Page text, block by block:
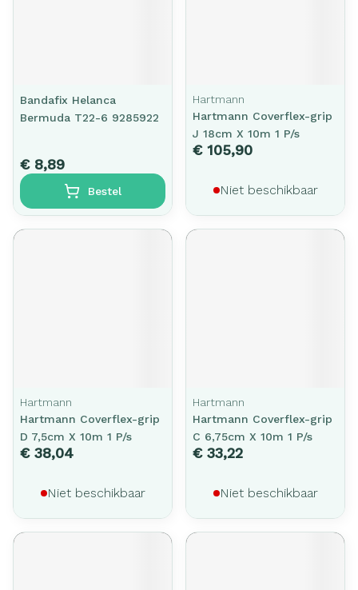
Bandafix Helanca
Bermuda T22-6 9285922
€ 8,89
Bestel
Hartmann
Hartmann Coverflex-grip
J 18cm X 10m 1 P/s
€ 105,90
Niet beschikbaar
Hartmann
Hartmann Coverflex-grip
D 7,5cm X 10m 1 P/s
€ 38,04
Niet beschikbaar
Hartmann
Hartmann Coverflex-grip
C 6,75cm X 10m 1 P/s
€ 33,22
Niet beschikbaar